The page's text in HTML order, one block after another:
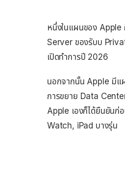
หนึ่งในแผนของ
Server ของรับบ
เปิดทำการปี 2026
นอกจากนั้น Apple มีแ
การขยาย Data
Apple เองก็ได้ยืนยันก่
Watch, iPad บางรุ่น